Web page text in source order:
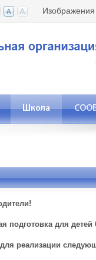
Изображения
Школа
подготовка для детей
реализации